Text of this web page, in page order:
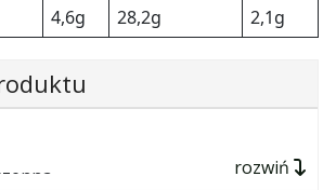
4,6g 28,2g 2,1g
rozwiń